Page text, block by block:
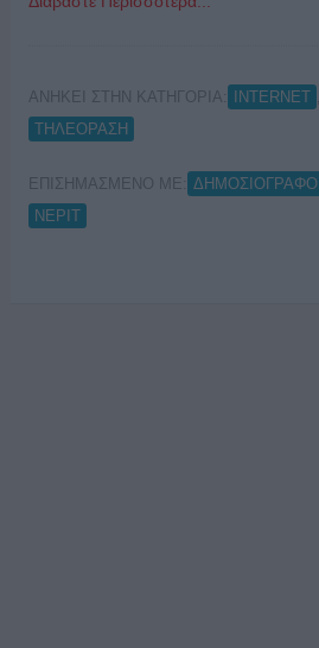
ΑΝΗΚΕΙ ΣΤΗΝ ΚΑΤΗΓΟΡΙΑ: INTERNET
ΤΗΛΕΟΡΑΣΗ
ΕΠΙΣΗΜΑΣΜΕΝΟ ΜΕ: ΔΗΜΟΣΙΟΓΡΑΦΟΙ
ΝΕΡΙΤ